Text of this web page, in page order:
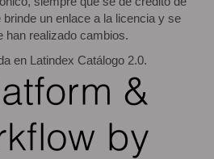
un enlace a la licencia y se
han realizado cambios.
en Latindex Catálogo 2.0.